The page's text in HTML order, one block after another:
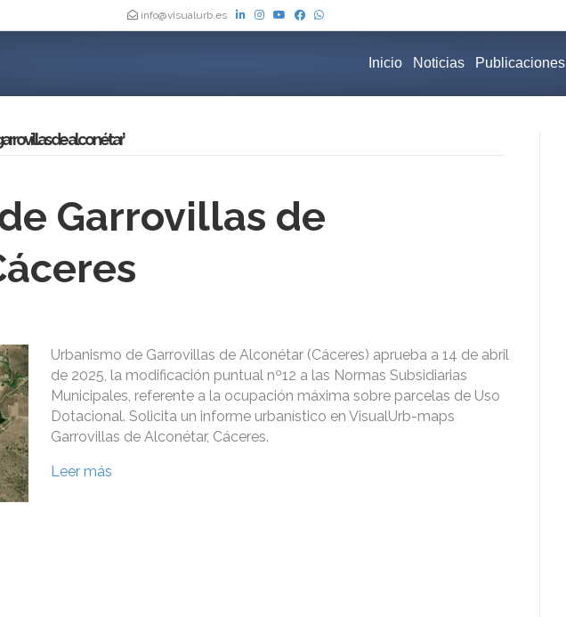
info@visualurb.es
Inicio Noticias Publicaciones
de alconétar’
Garrovillas de
Urbanismo de Garrovillas de Alconétar (Cáceres) aprueba a 14 de abril
de 2025, la modificación puntual nº12 a las Normas Subsidiarias
Municipales, referente a la ocupación máxima sobre parcelas de Uso
Dotacional. Solicita un informe urbanístico en VisualUrb-maps
Garrovillas de Alconétar, Cáceres.
Leer más